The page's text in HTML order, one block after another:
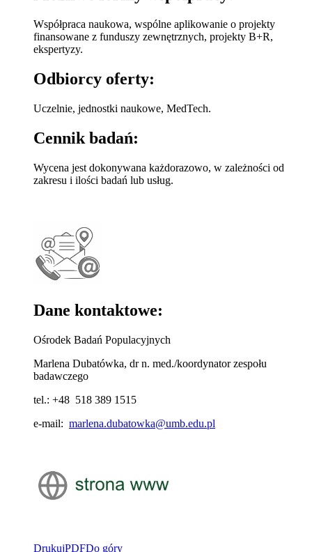
Współpraca naukowa, wspólne aplikowanie o projekty
finansowane z funduszy zewnętrznych, projekty B+R,
ekspertyzy.
Odbiorcy oferty:
Uczelnie, jednostki naukowe, MedTech.
Cennik badań:
Wycena jest dokonywana każdorazowo, w zależności od
zakresu i ilości badań lub usług.
Dane kontaktowe:
Ośrodek Badań Populacyjnych
Marlena Dubatówka, dr n. med./koordynator zespołu
badawczego
tel.: +48 518 389 1515
e-mail: marlena.dubatowka@umb.edu.pl
DrukujPDFDo góry